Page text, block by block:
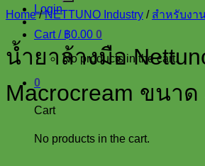
Login
Cart / ฿0.00 0
No products in the cart.
0
Cart
No products in the cart.
Home / NETTUNO Industry / สำหรับงา
น้ำยาล้างมือ
Macrocream ขนาด